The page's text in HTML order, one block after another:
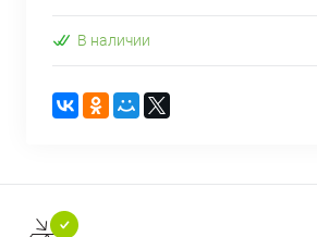
В наличии